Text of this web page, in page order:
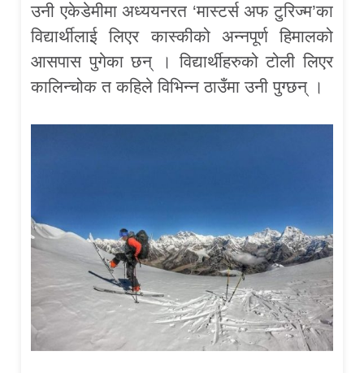
उनी एकेडेमीमा अध्ययनरत ‘मास्टर्स अफ टुरिज्म’का
विद्यार्थीलाई लिएर कास्कीको अन्नपूर्ण हिमालको
आसपास पुगेका छन् । विद्यार्थीहरुको टोली लिएर
कालिन्चोक त कहिले विभिन्न ठाउँमा उनी पुग्छन् ।